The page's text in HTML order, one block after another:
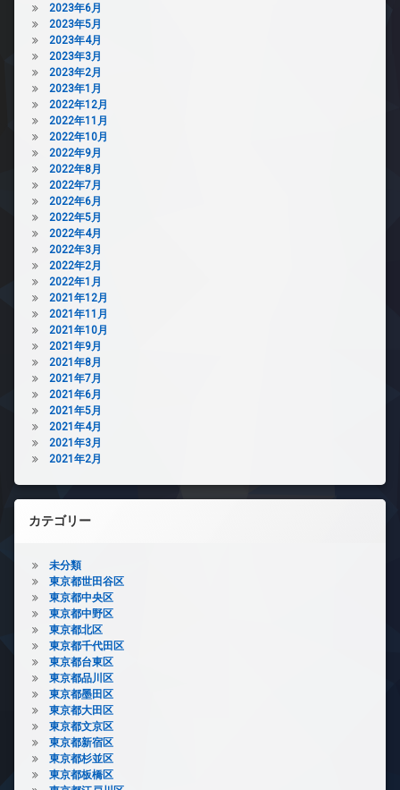
2023年6月
2023年5月
2023年4月
2023年3月
2023年2月
2023年1月
2022年12月
2022年11月
2022年10月
2022年9月
2022年8月
2022年7月
2022年6月
2022年5月
2022年4月
2022年3月
2022年2月
2022年1月
2021年12月
2021年11月
2021年10月
2021年9月
2021年8月
2021年7月
2021年6月
2021年5月
2021年4月
2021年3月
2021年2月
カテゴリー
未分類
東京都世田谷区
東京都中央区
東京都中野区
東京都北区
東京都千代田区
東京都台東区
東京都品川区
東京都墨田区
東京都大田区
東京都文京区
東京都新宿区
東京都杉並区
東京都板橋区